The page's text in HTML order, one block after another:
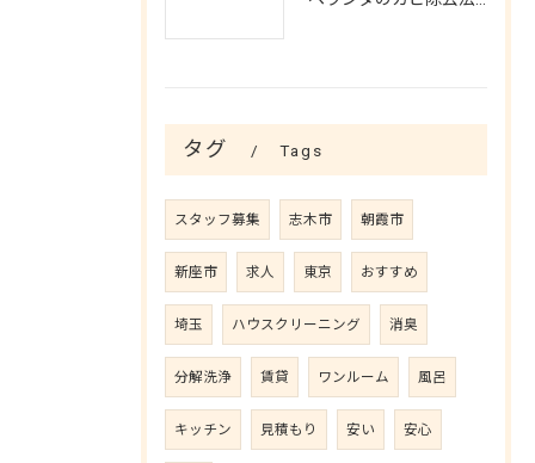
タグ Tags
スタッフ募集 志木市 朝霞市
新座市 求人 東京 おすすめ
埼玉 ハウスクリーニング 消臭
分解洗浄 賃貸 ワンルーム 風呂
キッチン 見積もり 安い 安心